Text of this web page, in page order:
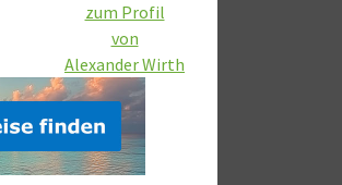
zum Profil
von
Alexander Wirth